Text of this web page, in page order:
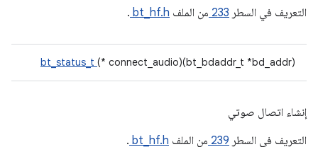
التعريف في السطر 233 من الملف bt_hf.h
.
bt_status_t (* connect_audio)(bt_bdaddr_t *bd_addr)
إنشاء اتصال صوتي
التعريف في السطر 239 من الملف bt_hf.h
.